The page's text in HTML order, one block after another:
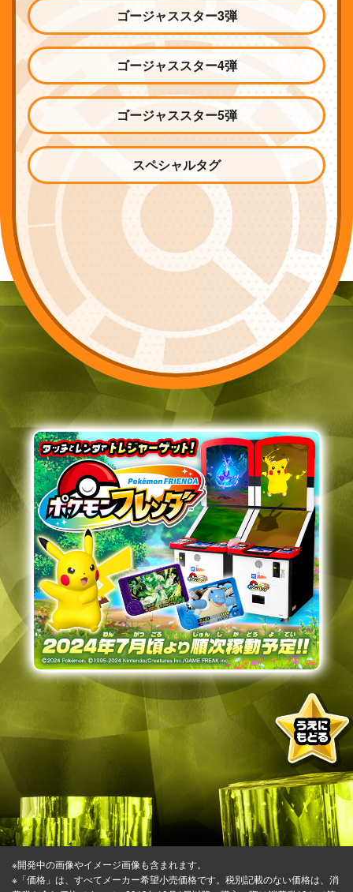
ゴージャススター3弾
ゴージャススター4弾
ゴージャススター5弾
スペシャルタグ
※開発中の画像やイメージ画像も含まれます。
※「価格」は、すべてメーカー希望小売価格です。税別記載のない価格は、消